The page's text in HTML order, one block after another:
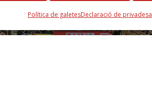
Política de galetesDeclaració de privadesa